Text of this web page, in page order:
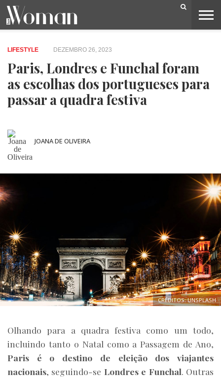
BELEZA
CAPA
LIFESTYLE
MODA
OPINIÃO
PESSOAS
SOCIEDADE
VIDEOS
LIFESTYLE DEZEMBRO 26, 2023
Paris, Londres e Funchal foram
as escolhas dos portugueses para
passar a quadra festiva
JOANA DE OLIVEIRA
CRÉDITOS: UNSPLASH
Olhando para a quadra festiva como um todo,
incluindo tanto o Natal como a Passagem de Ano,
Paris é o destino de eleição dos viajantes
nacionais, seguindo-se Londres e Funchal. Outras